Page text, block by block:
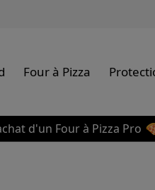
Four à Pizza
d'un Four à Pizza Pro